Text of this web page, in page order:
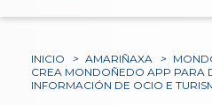
INICIO > AMARIÑAXA >
CREA MONDOÑEDO APP PARA
INFORMACIÓN DE OCIO E